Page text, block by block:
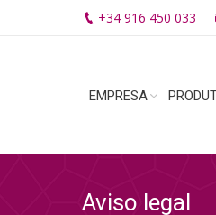
+34 916 450 033
EMPRESA
Aviso legal